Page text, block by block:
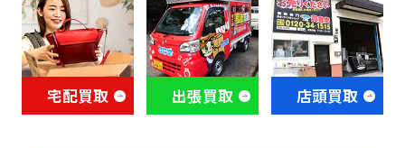
宅配買取 出張買取 店頭買取